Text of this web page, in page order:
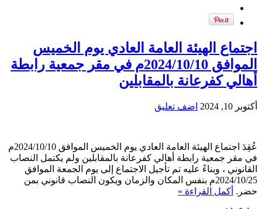
اجتماع الهيئة العامة العادي يوم الخميس
الموافق 2024/10/10م في مقر جمعية رابطة
أهالي كفرعانة بالمقابلين
أكتوبر 10, 2024 اضف تعليق
عُقِدَ اجتماع الهيئة العامة العادي يوم الخميس الموافق 2024/10/10م
في مقر جمعية رابطة أهالي كفرعانة بالمقابلين ولم يكتمل النصاب
القانوني ، وبناءً عليه تم تأجيل الاجتماع إلى يوم الجمعة الموافق
2024/10/25م بنفس المكان والزمان ويكون النصاب قانوني بمن
حضر. أكمل القراءة »